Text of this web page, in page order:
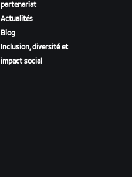
partenariat
Actualités
Blog
Inclusion, diversité et
impact social